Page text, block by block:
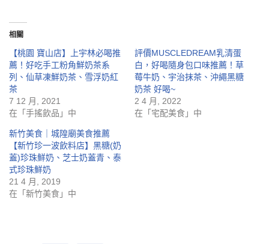
相關
【桃園 寶山店】上宇林必喝推
薦！好吃手工粉角鮮奶茶系
列、仙草凍鮮奶茶、雪浮奶紅
茶
7 12 月, 2021
在「手搖飲品」中
評價MUSCLEDREAM乳清蛋
白，好喝隨身包口味推薦！草
莓牛奶、宇治抹茶、沖繩黑糖
奶茶 好喝~
2 4 月, 2022
在「宅配美食」中
新竹美食｜城隍廟美食推薦
【新竹珍一波飲料店】黑糖(奶
蓋)珍珠鮮奶、芝士奶蓋青、泰
式珍珠鮮奶
21 4 月, 2019
在「新竹美食」中